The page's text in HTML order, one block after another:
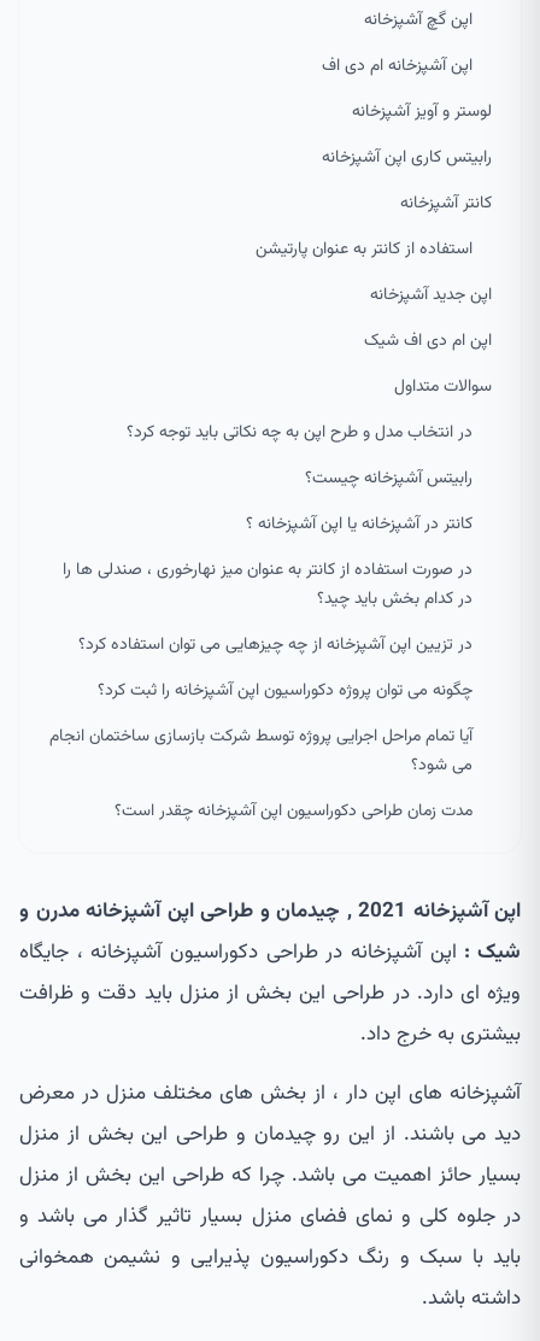
اپن گچ آشپزخانه
اپن آشپزخانه ام دی اف
لوستر و آویز آشپزخانه
رابیتس کاری اپن آشپزخانه
کانتر آشپزخانه
استفاده از کانتر به عنوان پارتیشن
اپن جدید آشپزخانه
اپن ام دی اف شیک
سوالات متداول
در انتخاب مدل و طرح اپن به چه نکاتی باید توجه کرد؟
رابیتس آشپزخانه چیست؟
کانتر در آشپزخانه یا اپن آشپزخانه ؟
در صورت استفاده از کانتر به عنوان میز نهارخوری ، صندلی ها را
در کدام بخش باید چید؟
در تزیین اپن آشپزخانه از چه چیزهایی می توان استفاده کرد؟
چگونه می توان پروژه دکوراسیون اپن آشپزخانه را ثبت کرد؟
آیا تمام مراحل اجرایی پروژه توسط شرکت بازسازی ساختمان انجام
می شود؟
مدت زمان طراحی دکوراسیون اپن آشپزخانه چقدر است؟
اپن آشپزخانه 2021 , چیدمان و طراحی اپن آشپزخانه مدرن و
شیک : اپن آشپزخانه در طراحی دکوراسیون آشپزخانه ، جایگاه
ویژه ای دارد. در طراحی این بخش از منزل باید دقت و ظرافت
بیشتری به خرج داد.
آشپزخانه های اپن دار ، از بخش های مختلف منزل در معرض
دید می باشند. از این رو چیدمان و طراحی این بخش از منزل
بسیار حائز اهمیت می باشد. چرا که طراحی این بخش از منزل
در جلوه کلی و نمای فضای منزل بسیار تاثیر گذار می باشد و
باید با سبک و رنگ دکوراسیون پذیرایی و نشیمن همخوانی
داشته باشد.